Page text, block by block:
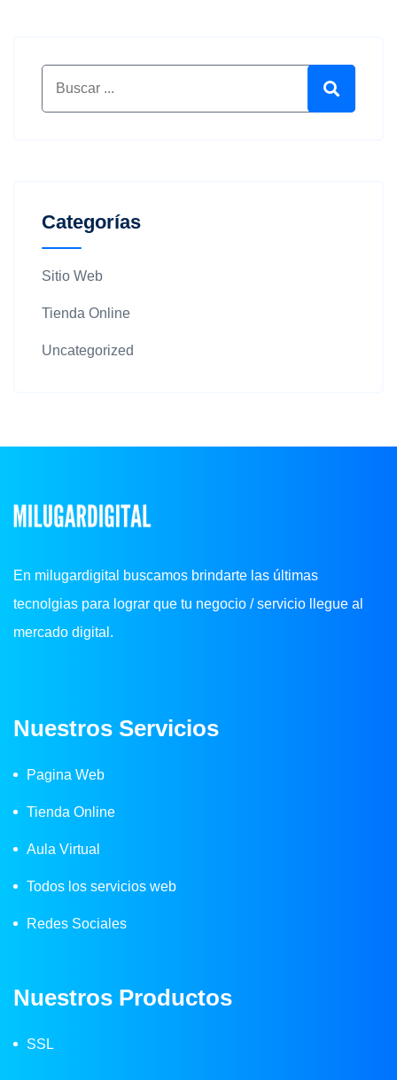
Categorías
Sitio Web
Tienda Online
Uncategorized
En milugardigital buscamos brindarte las últimas
tecnolgias para lograr que tu negocio / servicio llegue al
mercado digital.
Nuestros Servicios
Pagina Web
Tienda Online
Aula Virtual
Todos los servicios web
Redes Sociales
Nuestros Productos
SSL